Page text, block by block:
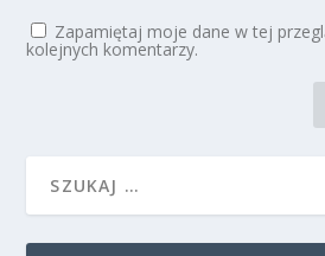
Zapamiętaj moje dane w tej
kolejnych komentarzy.